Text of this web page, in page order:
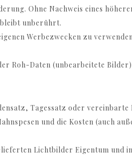
Ohne Nachweis eines
bleibt unberührt.
Werbezwecken zu
Roh-Daten (unbearbeitete
Tagessatz oder vereinbarte
und die Kosten (auch
Lichtbilder Eigentum und